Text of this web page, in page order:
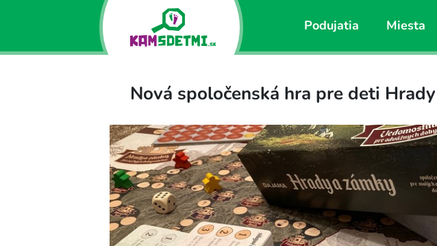
Podujatia Miesta
Nová spoločenská hra pre deti